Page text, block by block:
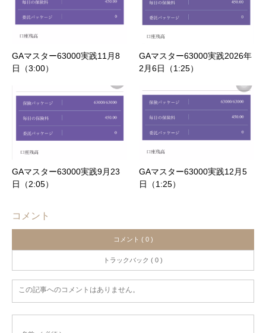
GAマスター63000実践11月8
日（3:00）
GAマスター63000実践2026年
2月6日（1:25）
GAマスター63000実践9月23
日（2:05）
GAマスター63000実践12月5
日（1:25）
コメント
コメント ( 0 )
トラックバック ( 0 )
この記事へのコメントはありません。